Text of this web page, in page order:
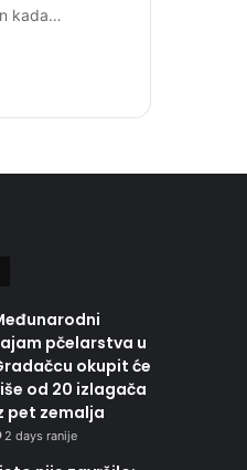
kada…
pčelarstva u
okupit će
od 20 izlagača
pet zemalja
2 days ranije